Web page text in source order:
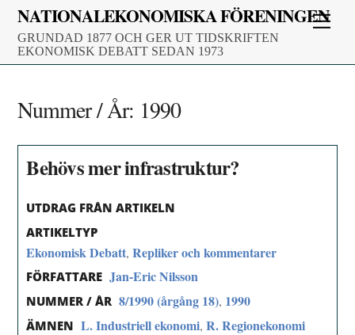
Skip
content
NATIONALEKONOMISKA FÖRENINGEN
GRUNDAD 1877 OCH GER UT TIDSKRIFTEN
EKONOMISK DEBATT SEDAN 1973
Nummer / År: 1990
Behövs mer infrastruktur?
UTDRAG FRÅN ARTIKELN
ARTIKELTYP
Ekonomisk Debatt,Repliker och kommentarer
FÖRFATTARE Jan-Eric Nilsson
NUMMER / ÅR 8/1990 (årgång 18), 1990
ÄMNEN L. Industriell ekonomi,R. Regionekonomi